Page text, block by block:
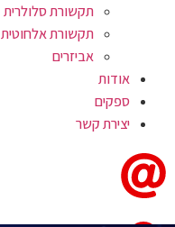
תקשורת סלולרית
תקשורת אלחוטית
אביזרים
אודות
ספקים
יצירת קשר